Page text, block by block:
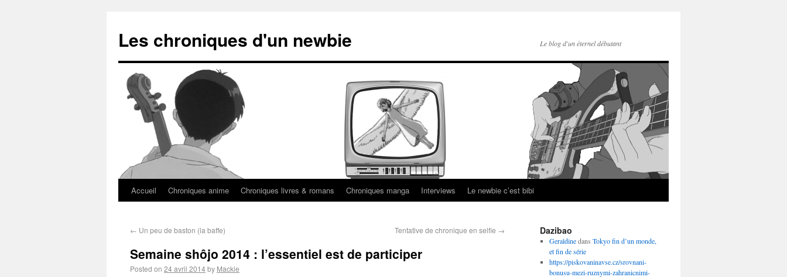
Les chroniques d'un newbie Le blog d'un éternel débutant
Accueil Chroniques anime Chroniques livres & romans Chroniques manga Interviews Le newbie c’est bibi
← Un peu de baston (la baffe) Tentative de chronique en selfie →
Semaine shôjo 2014 : l’essentiel est de participer
Posted on 24 avril 2014by Mackie
Dazibao
Geraldinedans Tokyo fin d’un monde,
et fin de série
https://piskovaninavse.cz/srovnani-
bonusu-mezi-ruznymi-zahranicnimi-